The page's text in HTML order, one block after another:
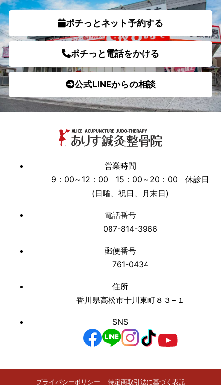
ポチっとネット予約する
ポチっと電話をかける
公式LINEからの相談
営業時間
9：00～12：00 15：00～20：00 休診日
(日曜、祝日、月末日)
電話番号
087-814-3966
郵便番号
761-0434
住所
香川県高松市十川東町８３−１
SNS
プライバシーポリシー 特定商取引法に基づく表記